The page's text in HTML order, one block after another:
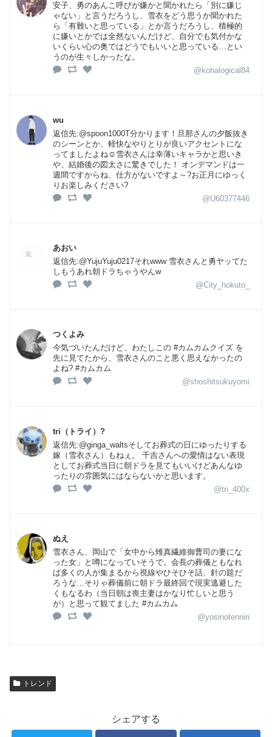
安子、勇のあんこ呼びが嫌かと聞かれたら「別に嫌じ
ゃない」と言うだろうし、雪衣をどう思うか聞かれた
ら「有難いと思っている」とか言うだろうし、積極的
に嫌いとかでは全然ないんだけど、自分でも気付かな
いくらい心の奥ではどうでもいいと思っている…とい
うのが生々しかったな。
@kohalogical84
wu
返信先:@spoon1000T分かります！旦那さんの夕飯抜き
のシーンとか、軽快なやりとりが良いアクセントにな
ってましたよね☺️雪衣さんは幸薄いキャラかと思いき
や、結婚後の図太さに驚きでした！ オンデマンドは一
週間ですからね、仕方がないですよ～?お正月にゆっく
りお楽しみください?
@U60377446
あおい
返信先:@YujuYuju0217それwww 雪衣さんと勇ヤッてた
しもうあれ朝ドラちゃうやんw
@City_hokuto_
つくよみ
今気づいたんだけど、わたしこの #カムカムクイズ を
先に見てたから、雪衣さんのこと悪く思えなかったの
よね? #カムカム
@shoshitsukuyomi
tri（トライ）?
返信先:@ginga_waltsそしてお葬式の日にゆったりする
嫁（雪衣さん）もねぇ。 千吉さんへの愛情はない表現
としてお葬式当日に朝ドラを見てもいいけどあんなゆ
ったりの雰囲気にはならないかと思います。
@tri_400x
ぬえ
雪衣さん、岡山で「女中から雉真繊維御曹司の妻にな
った女」と噂になっていそうで。会長の葬儀ともなれ
ば多くの人が集まるから視線やひそひそ話、針の筵だ
ろうな…そりゃ葬儀前に朝ドラ最終回で現実逃避した
くもなるわ（当日朝は喪主妻はかなり忙しいと思う
が）と思って観てました #カムカム
@yosinotennin
トレンド
シェアする